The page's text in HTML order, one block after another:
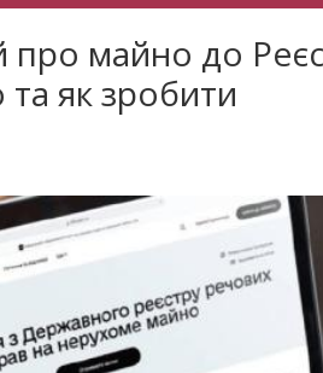
про майно до
як зробити